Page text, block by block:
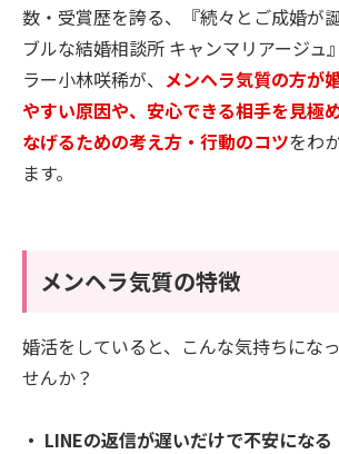
数・受賞歴を誇る、『続々とご成婚が
ブルな結婚相談所 キャンマリアージュ
ラー小林咲稀が、 メンヘラ気質の方が
やすい原因や、安心できる相手を見極
なげるための考え方・行動のコツをわ
ます。
メンヘラ気質の特徴
婚活をしていると、こんな気持ちにな
せんか？
・ LINEの返信が遅いだけで不安になる